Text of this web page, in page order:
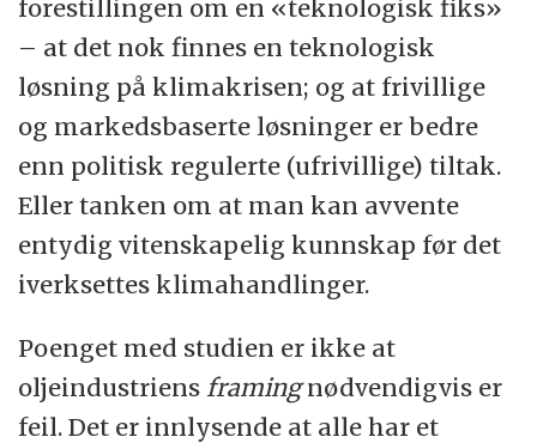
forestillingen om en «teknologisk fiks»
– at det nok finnes en teknologisk
løsning på klimakrisen; og at frivillige
og markedsbaserte løsninger er bedre
enn politisk regulerte (ufrivillige) tiltak.
Eller tanken om at man kan avvente
entydig vitenskapelig kunnskap før det
iverksettes klimahandlinger.
Poenget med studien er ikke at
oljeindustriens framingnødvendigvis er
feil. Det er innlysende at alle har et